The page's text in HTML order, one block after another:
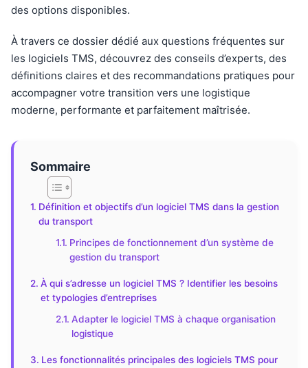
des options disponibles.
À travers ce dossier dédié aux questions fréquentes sur
les logiciels TMS, découvrez des conseils d’experts, des
définitions claires et des recommandations pratiques pour
accompagner votre transition vers une logistique
moderne, performante et parfaitement maîtrisée.
Sommaire
Définition et objectifs d’un logiciel TMS dans la gestion
du transport
Principes de fonctionnement d’un système de
gestion du transport
À qui s’adresse un logiciel TMS ? Identifier les besoins
et typologies d’entreprises
Adapter le logiciel TMS à chaque organisation
logistique
Les fonctionnalités principales des logiciels TMS pour